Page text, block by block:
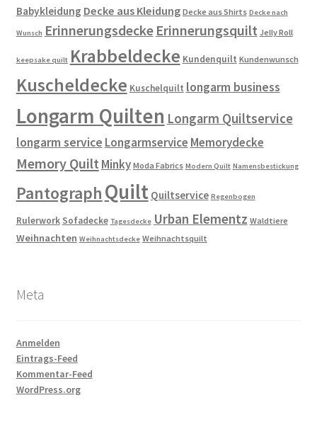
Babykleidung Decke aus Kleidung Decke aus Shirts Decke nach
Wunsch Erinnerungsdecke Erinnerungsquilt Jelly Roll
keepsake quilt Krabbeldecke Kundenquilt Kundenwunsch
Kuscheldecke Kuschelquilt longarm business
Longarm Quilten Longarm Quiltservice
longarm service Longarmservice Memorydecke
Memory Quilt Minky Moda Fabrics Modern Quilt Namensbestickung
Pantograph Quilt Quiltservice Regenbogen
Rulerwork Sofadecke Tagesdecke Urban Elementz Waldtiere
Weihnachten Weihnachtsdecke Weihnachtsquilt
Meta
Anmelden
Eintrags-Feed
Kommentar-Feed
WordPress.org